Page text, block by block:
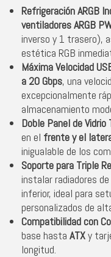
Refrigeración ARGB
ventiladores ARGB
inverso y 1 trasero),
estética RGB
Máxima Velocidad
a 20 Gbps, una
excepcionalmente
almacenamiento
Doble Panel de Vidrio
en el frente y el
inigualable de los
Soporte para Triple
instalar radiadores de
inferior, ideal para
personalizados de
Compatibilidad con
base hasta ATXy
longitud.